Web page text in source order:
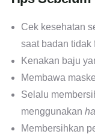
Cek kesehatan
saat badan tidak
Kenakan baju
Membawa
Selalu
menggunakan
Membersihkan